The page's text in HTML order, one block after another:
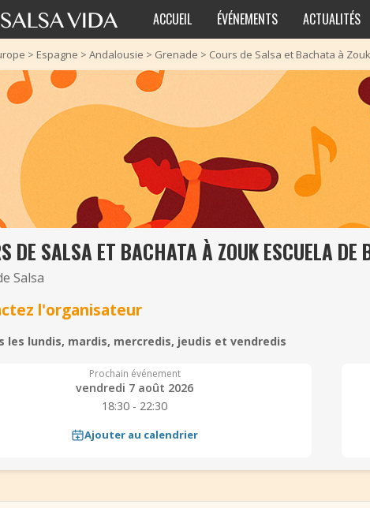
ACCUEIL ÉVÉNEMENTS ACTUALITÉS
> Espagne > Andalousie > Grenade > Cours de Salsa et Bachata à
DE SALSA ET BACHATA À ZOUK ESCUELA DE
Salsa
l'organisateur
les lundis, mardis, mercredis, jeudis et vendredis
Prochain événement
vendredi 7 août 2026
18:30 - 22:30
Ajouter au calendrier